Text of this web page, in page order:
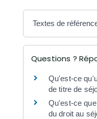
Textes de
Questions ?
Qu'est-ce
de titre de
Qu'est-ce
du droit au